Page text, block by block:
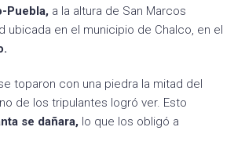
Puebla, a la altura de San Marcos
ubicada en el municipio de Chalco, en el
toparon con una piedra la mitad del
de los tripulantes logró ver. Esto
se dañara, lo que los obligó a